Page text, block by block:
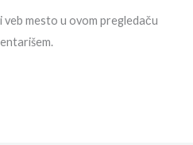
veb mesto u ovom pregledaču